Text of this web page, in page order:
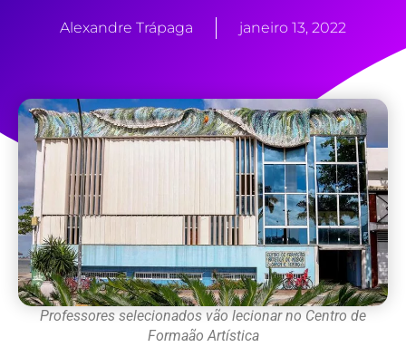
Alexandre Trápaga janeiro 13, 2022
Professores selecionados vão lecionar no Centro de
Formaão Artística